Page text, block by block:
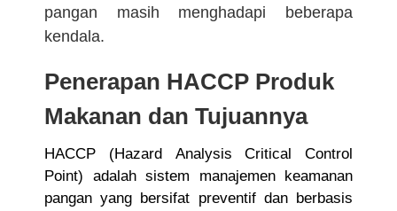
pangan masih menghadapi beberapa
kendala.
Penerapan HACCP Produk
Makanan dan Tujuannya
HACCP (Hazard Analysis Critical Control
Point) adalah sistem manajemen keamanan
pangan yang bersifat preventif dan berbasis